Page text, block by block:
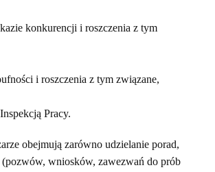
konkurencji i roszczenia z tym
i roszczenia z tym związane,
Pracy.
obejmują zarówno udzielanie porad,
(pozwów, wniosków, zawezwań do prób